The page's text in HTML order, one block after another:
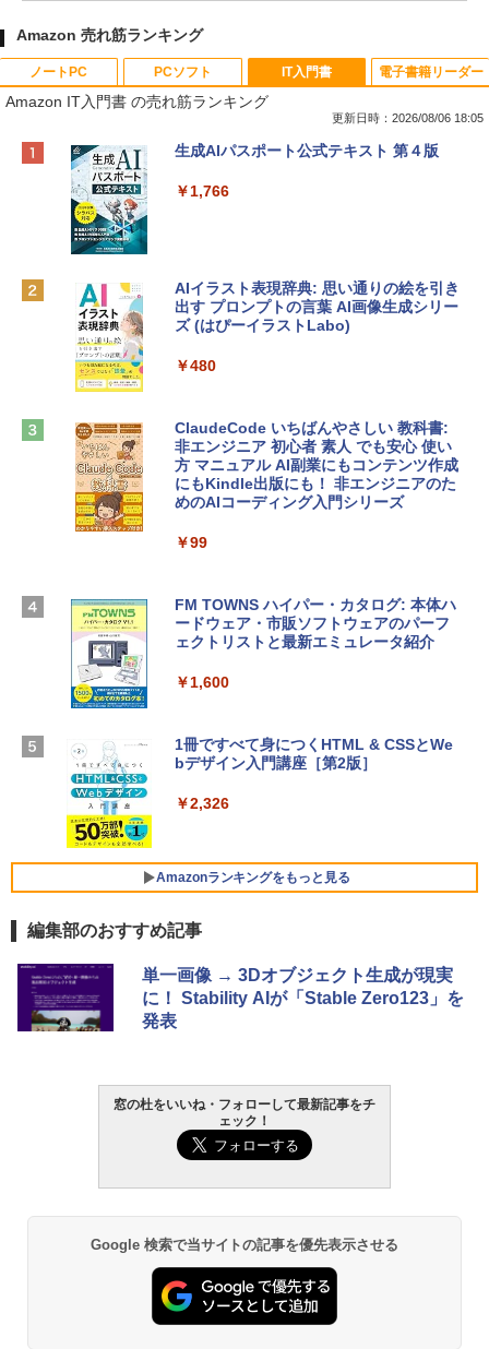
Amazon 売れ筋ランキング
ノートPC
Apple 2026 MacBook Neo A18 Proチッ
e Intelligenceのために設計、Liquid Ret
￥137,800
tomtoc 360°保護 15.6 16インチ パソコ
￥2,952
Apple 2026 MacBook Air M5チップ搭載
igence、13.6インチLiquid Retinaディ
ームカメラ、日本語キーボード、Touch I
D - ミッドナイト
￥314,800
ン 15-fd 15.6インチ 16GBメモリ 512GB
SSD インテル Core 5
￥129,800
ersonal/Copilotキー搭載/Win 11/15.6型/
Core i5/16GB/SSD 512GB/ホワイト) FM
PCソフト
Robloxギフトカード - 800 Robux 【限
インゲームコード】 ロブロックス | オン
Microsoft Office Home & Business 202
4(最新 永続版)|オンラインコード版|Wind
Robloxギフトカード - 2,000 Robux 【限
定バーチャルアイテムを含む】 【オンラ
インゲームコード】 ロブロックス | オン
ラインコード版
￥3,200
Robloxギフトカード - 1000 Robux 【限
定バーチャルアイテムを含む】 【オンラ
インゲームコード】 ロブロックス |オン
Microsoft Office Home 2024(最新 永続
0/mac対応|PC2台
IT入門書
Amazon IT入門書 の売れ筋ランキング
更新日時：2026/08/06 18:05
生成AIパスポート公式テキスト 第４版
￥1,766
AIイラスト表現辞典: 思い通りの絵を引き
出す プロンプトの言葉 AI画像生成シリー
ズ (はぴーイラストLabo)
￥480
ClaudeCode いちばんやさしい 教科書:
非エンジニア 初心者 素人 でも安心 使い
方 マニュアル AI副業にもコンテンツ作成
にもKindle出版にも！ 非エンジニアのた
めのAIコーディング入門シリーズ
￥99
FM TOWNS ハイパー・カタログ: 本体ハ
ードウェア・市販ソフトウェアのパーフ
ェクトリストと最新エミュレータ紹介
￥1,600
1冊ですべて身につくHTML & CSSとWe
bデザイン入門講座［第2版］
￥2,326
Amazonランキングをもっと見る
電子書籍リーダー
Amazon Kindle Paperwhite (16GB) 7イ
ンチディスプレイ、色調調節ライト、12
週間持続バッテリー、広告なし、ブラッ
ク
Amazon Kindle - 目に優しい、かさばら
ない、大きな画面で読みやすい、6週間持
続バッテリー、6インチディスプレイ電子
￥19,980
Kindle Paperwhite シグニチャーエディ
ション (32GB) 7インチディスプレイ、明
編集部のおすすめ記事
単一画像 → 3Dオブジェクト生成が現実
に！ Stability AIが「Stable Zero123」を
発表
窓の杜をいいね・フォローして最新記事をチ
ェック！
Google 検索で当サイトの記事を優先表示させる